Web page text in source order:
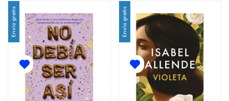
Envío gratis Envío gratis